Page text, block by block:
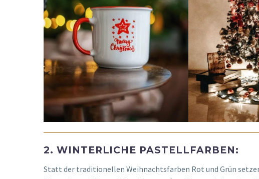
2. WINTERLICHE PASTELLFARBEN:
Statt der traditionellen Weihnachtsfarben Rot und Grün